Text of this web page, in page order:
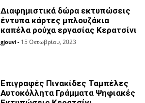
Διαφημιστικά δώρα εκτυπώσεις
έντυπα κάρτες μπλουζάκια
καπέλα ρούχα εργασίας Κερατσίνι
gjouvi - 15 Οκτωβρίου, 2023
Επιγραφές Πινακίδες Ταμπέλες
Αυτοκόλλητα Γράμματα Ψηφιακές